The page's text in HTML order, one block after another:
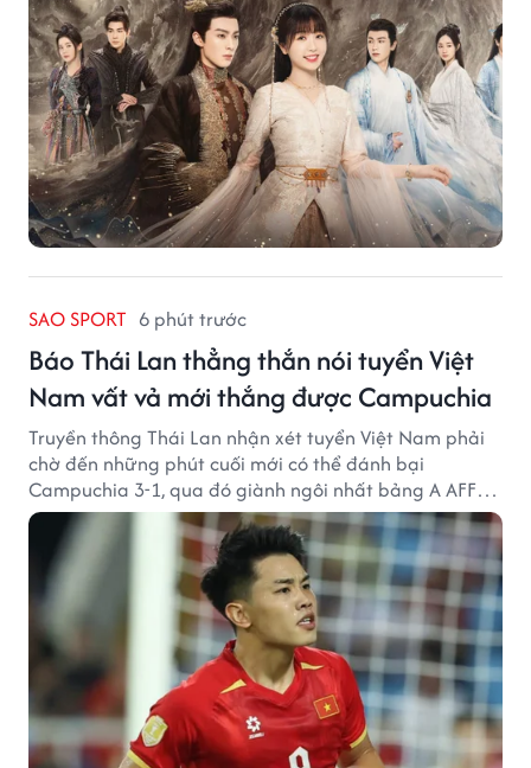
SAO SPORT 6 phút trước
Báo Thái Lan thẳng thắn nói tuyển Việt
Nam vất vả mới thắng được Campuchia
Truyền thông Thái Lan nhận xét tuyển Việt Nam phải
chờ đến những phút cuối mới có thể đánh bại
Campuchia 3-1, qua đó giành ngôi nhất bảng A AFF
Cup 2026.